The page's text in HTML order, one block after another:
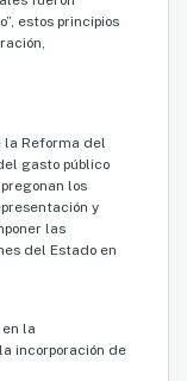
estos principios
la Reforma del
gasto público
los
y
las
del Estado en
la
incorporación de